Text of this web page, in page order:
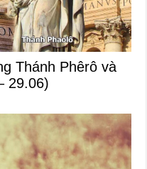
Thánh Phêrô và
29.06)